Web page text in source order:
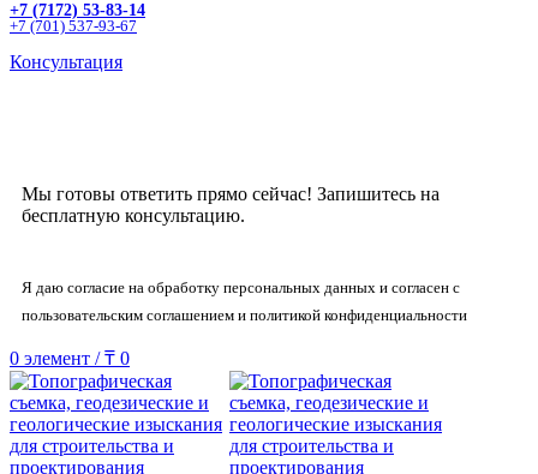
+7 (7172) 53-83-14
+7 (701) 537-93-67
Консультация
Мы готовы ответить прямо сейчас! Запишитесь на
бесплатную консультацию.
Я даю согласие на обработку персональных данных и согласен с
пользовательским соглашением и политикой конфиденциальности
0 элемент / ₸ 0